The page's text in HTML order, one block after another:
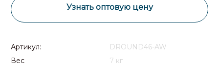
Узнать оптовую цену
Артикул:
DROUND46-AW
Вес
7 кг